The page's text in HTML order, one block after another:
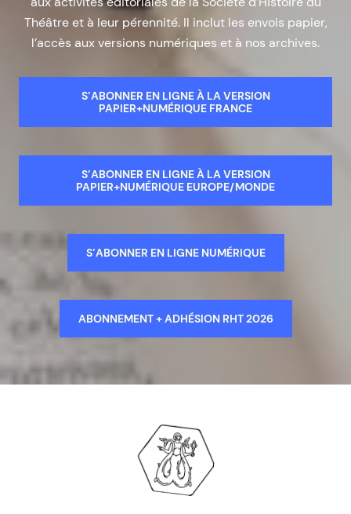
Théâtre et à leur pérennité. Il inclut les envois papier,
l’accès aux versions numériques et à nos archives.
S’ABONNER EN LIGNE À LA VERSION
PAPIER+NUMÉRIQUE FRANCE
S’ABONNER EN LIGNE À LA VERSION
PAPIER+NUMÉRIQUE EUROPE/MONDE
S’ABONNER EN LIGNE NUMÉRIQUE
ABONNEMENT + ADHÉSION RHT 2026